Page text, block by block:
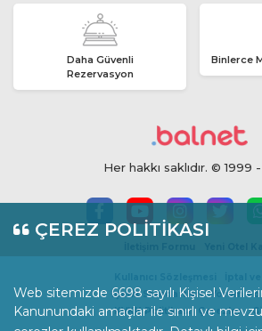
ÇEREZ POLİTİKASI
Web sitemizde 6698 sayılı Kişisel
Kanunundaki amaçlar ile sınırlı ve
Daha Güvenli
Rezervasyon
Binlerce
Her hakkı saklıdır. © 1999
İçerik Standartları
Yorum
KVKK Politikası
Çerezler